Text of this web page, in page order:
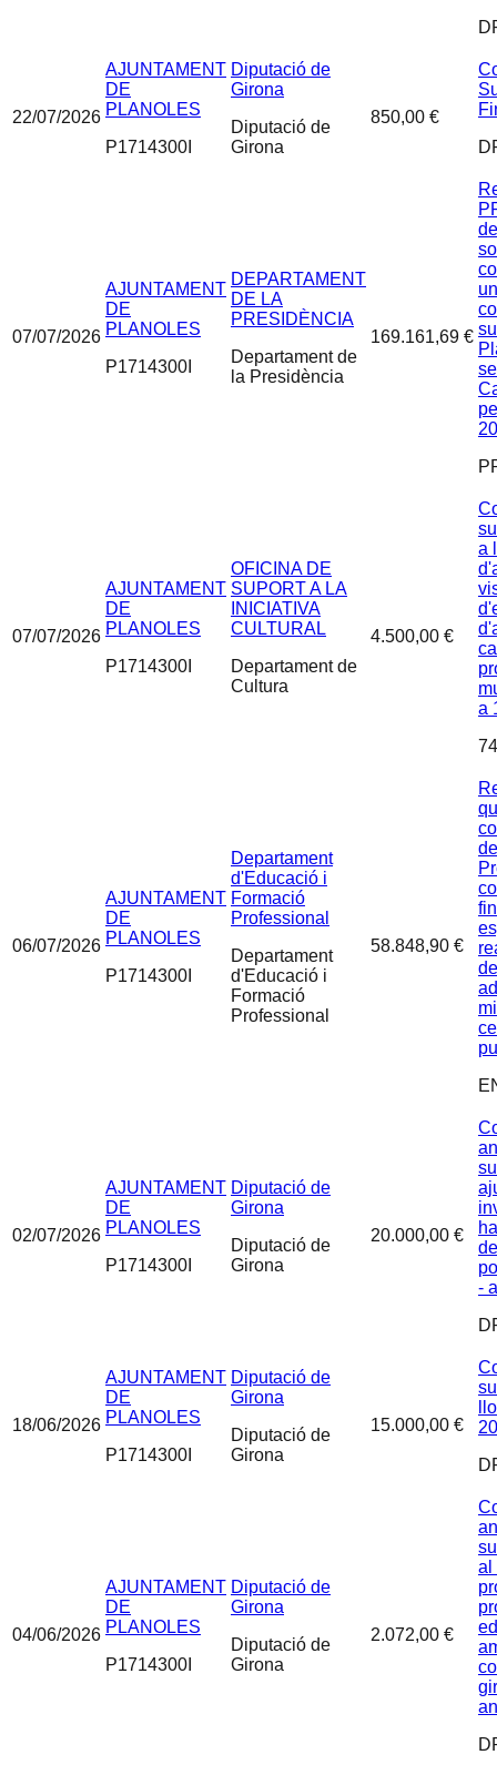
22/07/2026
AJUNTAMENT
DE
PLANOLES
P1714300I
Diputació de
Girona
Diputació de
Girona
850,00 €
07/07/2026
AJUNTAMENT
DE
PLANOLES
P1714300I
DEPARTAMENT
DE LA
PRESIDÈNCIA
Departament de
la Presidència
169.161,69 €
07/07/2026
AJUNTAMENT
DE
PLANOLES
P1714300I
OFICINA DE
SUPORT A LA
INICIATIVA
CULTURAL
Departament de
Cultura
4.500,00 €
a
a
06/07/2026
AJUNTAMENT
DE
PLANOLES
P1714300I
Departament
d'Educació i
Formació
Professional
Departament
d'Educació i
Formació
Professional
58.848,90 €
02/07/2026
AJUNTAMENT
DE
PLANOLES
P1714300I
Diputació de
Girona
Diputació de
Girona
20.000,00 €
-
18/06/2026
AJUNTAMENT
DE
PLANOLES
P1714300I
Diputació de
Girona
Diputació de
Girona
15.000,00 €
04/06/2026
AJUNTAMENT
DE
PLANOLES
P1714300I
Diputació de
Girona
Diputació de
Girona
2.072,00 €
al